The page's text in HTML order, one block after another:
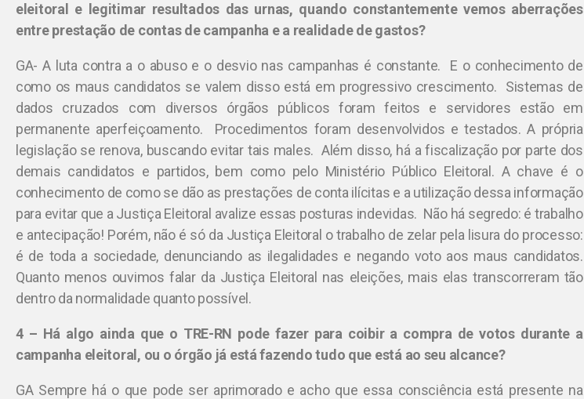
eleitoral e legitimar resultados das urnas, quando constantemente vemos aberrações
entre prestação de contas de campanha e a realidade de gastos?
GA- A luta contra a o abuso e o desvio nas campanhas é constante. E o conhecimento de
como os maus candidatos se valem disso está em progressivo crescimento. Sistemas de
dados cruzados com diversos órgãos públicos foram feitos e servidores estão em
permanente aperfeiçoamento. Procedimentos foram desenvolvidos e testados. A própria
legislação se renova, buscando evitar tais males. Além disso, há a fiscalização por parte dos
demais candidatos e partidos, bem como pelo Ministério Público Eleitoral. A chave é o
conhecimento de como se dão as prestações de conta ilícitas e a utilização dessa informação
para evitar que a Justiça Eleitoral avalize essas posturas indevidas. Não há segredo: é trabalho
e antecipação! Porém, não é só da Justiça Eleitoral o trabalho de zelar pela lisura do processo:
é de toda a sociedade, denunciando as ilegalidades e negando voto aos maus candidatos.
Quanto menos ouvimos falar da Justiça Eleitoral nas eleições, mais elas transcorreram tão
dentro da normalidade quanto possível.
4 – Há algo ainda que o TRE-RN pode fazer para coibir a compra de votos durante a
campanha eleitoral, ou o órgão já está fazendo tudo que está ao seu alcance?
GA Sempre há o que pode ser aprimorado e acho que essa consciência está presente na